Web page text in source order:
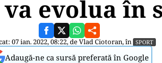
va evolua în
07 ian. 2022, 08:22, deVlad Ciotoran, în SPORT
Adaugă-ne ca sursă preferată în Google